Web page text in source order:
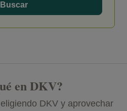
Buscar
en DKV?
DKV y aprovechar